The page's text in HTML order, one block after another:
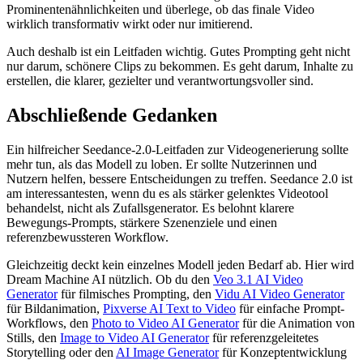
Prominentenähnlichkeiten und überlege, ob das finale Video
wirklich transformativ wirkt oder nur imitierend.
Auch deshalb ist ein Leitfaden wichtig. Gutes Prompting geht nicht
nur darum, schönere Clips zu bekommen. Es geht darum, Inhalte zu
erstellen, die klarer, gezielter und verantwortungsvoller sind.
Abschließende Gedanken
Ein hilfreicher Seedance-2.0-Leitfaden zur Videogenerierung sollte
mehr tun, als das Modell zu loben. Er sollte Nutzerinnen und
Nutzern helfen, bessere Entscheidungen zu treffen. Seedance 2.0 ist
am interessantesten, wenn du es als stärker gelenktes Videotool
behandelst, nicht als Zufallsgenerator. Es belohnt klarere
Bewegungs-Prompts, stärkere Szenenziele und einen
referenzbewussteren Workflow.
Gleichzeitig deckt kein einzelnes Modell jeden Bedarf ab. Hier wird
Dream Machine AI nützlich. Ob du den Veo 3.1 AI Video
Generatorfür filmisches Prompting, den Vidu AI Video Generator
für Bildanimation, Pixverse AI Text to Video für einfache Prompt-
Workflows, den Photo to Video AI Generatorfür die Animation von
Stills, den Image to Video AI Generatorfür referenzgeleitetes
Storytelling oder den AI Image Generatorfür Konzeptentwicklung